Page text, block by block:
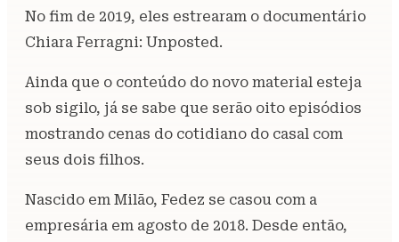
No fim de 2019, eles estrearam o documentário
Chiara Ferragni: Unposted.
Ainda que o conteúdo do novo material esteja
sob sigilo, já se sabe que serão oito episódios
mostrando cenas do cotidiano do casal com
seus dois filhos.
Nascido em Milão, Fedez se casou com a
empresária em agosto de 2018. Desde então,